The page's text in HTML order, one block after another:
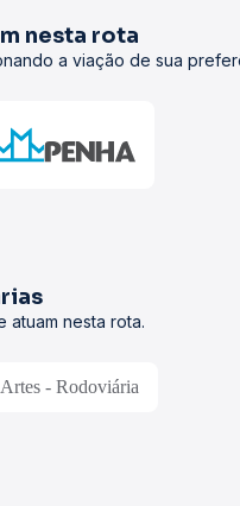
nesta rota
a viação de sua
atuam nesta rota.
- Rodoviária